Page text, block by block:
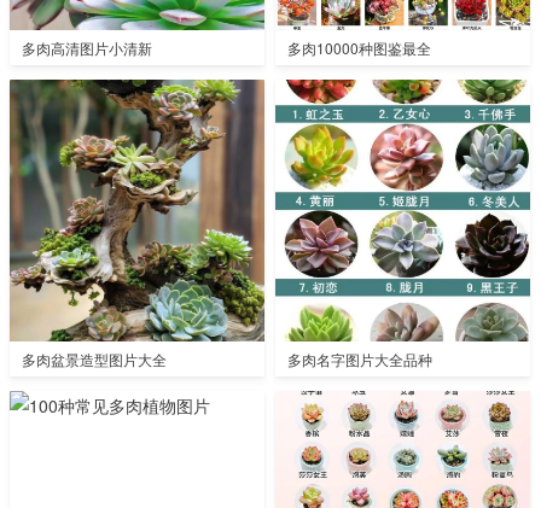
多肉高清图片小清新 多肉10000种图鉴最全
多肉盆景造型图片大全 多肉名字图片大全品种